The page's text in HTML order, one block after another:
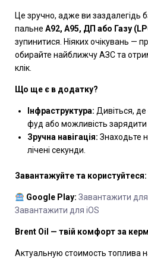
Це зручно, адже ви заздалегідь
пальне A92, A95, ДП або Газу
зупинитися. Ніяких очікувань —
обирайте найближчу АЗС та
клік.
Що ще є в додатку?
Інфраструктура: Дивіться,
фуд або можливість
Зручна навігація: Знаходьте
лічені секунди.
Завантажуйте та користуйтеся:
Google Play: Завантажити
Завантажити для iOS
Brent Oil — твій комфорт за
Актуальную стоимость топлива